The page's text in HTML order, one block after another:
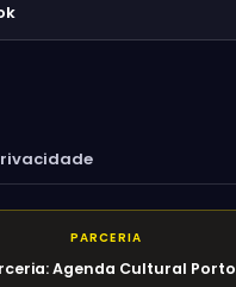
PARCERIA
Agenda Cultural Porto